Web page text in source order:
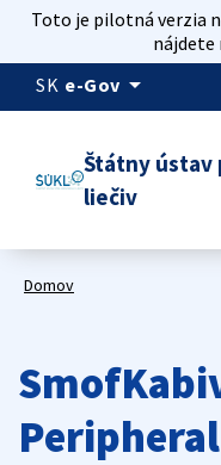
Toto je pilotná verzia
nájdete
SK e-Gov arrow_drop_down
Štátny ústav
liečiv
Domov